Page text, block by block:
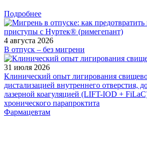
Подробнее
4 августа 2026
В отпуск – без мигрени
31 июля 2026
Клинический опыт лигирования
дистализацией внутреннего отверстия,
лазерной коагуляцией (LIFT-IOD +
хронического парапроктита
Фармацевтам